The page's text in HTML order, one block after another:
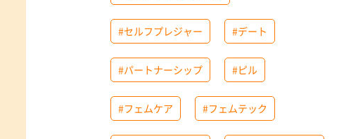
#セルフプレジャー #デート
#パートナーシップ #ピル
#フェムケア #フェムテック